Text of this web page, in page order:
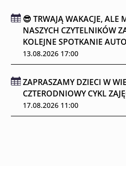
😎 TRWAJĄ WAKACJE, ALE
NASZYCH CZYTELNIKÓW
KOLEJNE SPOTKANIE
13.08.2026 17:00
ZAPRASZAMY DZIECI W
CZTERODNIOWY CYKL
17.08.2026 11:00